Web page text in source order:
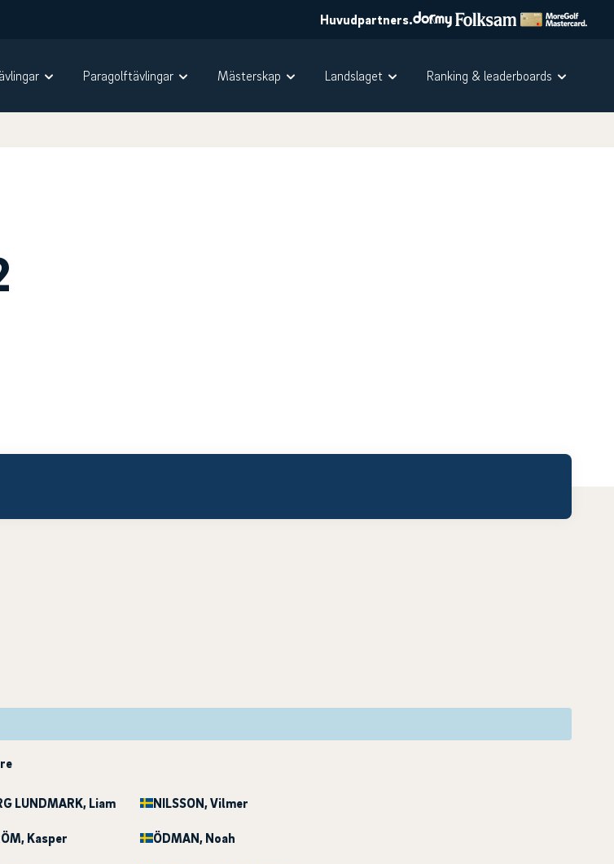
Huvudpartners.
Paragolftävlingar Mästerskap Landslaget Ranking & leaderboards
LUNDMARK, Liam NILSSON, Vilmer
, Kasper ÖDMAN, Noah